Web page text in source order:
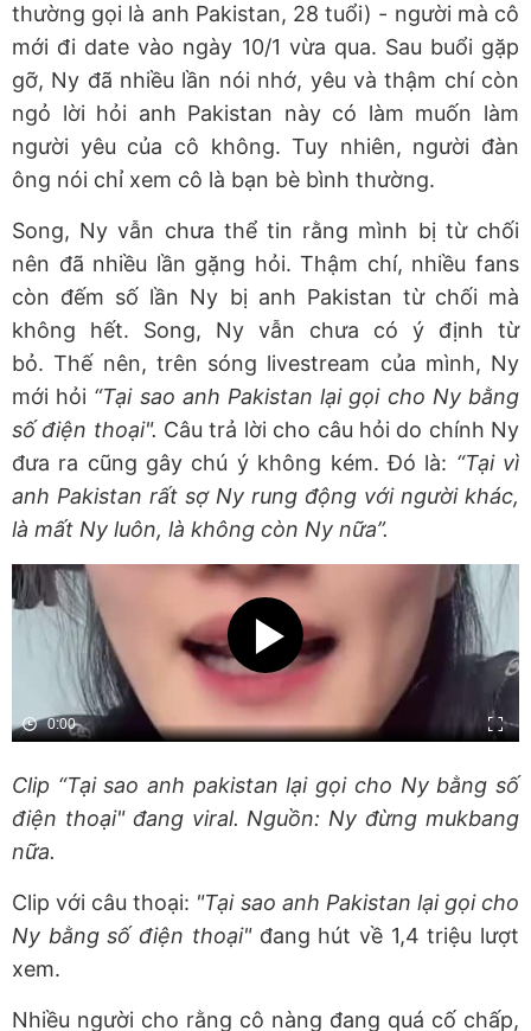
thường gọi là anh Pakistan, 28 tuổi) - người mà cô
mới đi date vào ngày 10/1 vừa qua. Sau buổi gặp
gỡ, Ny đã nhiều lần nói nhớ, yêu và thậm chí còn
ngỏ lời hỏi anh Pakistan này có làm muốn làm
người yêu của cô không. Tuy nhiên, người đàn
ông nói chỉ xem cô là bạn bè bình thường.
Song, Ny vẫn chưa thể tin rằng mình bị từ chối
nên đã nhiều lần gặng hỏi. Thậm chí, nhiều fans
còn đếm số lần Ny bị anh Pakistan từ chối mà
không hết. Song, Ny vẫn chưa có ý định từ
bỏ. Thế nên, trên sóng livestream của mình, Ny
mới hỏi “Tại sao anh Pakistan lại gọi cho Ny bằng
số điện thoại". Câu trả lời cho câu hỏi do chính Ny
đưa ra cũng gây chú ý không kém. Đó là: “Tại vì
anh Pakistan rất sợ Ny rung động với người khác,
là mất Ny luôn, là không còn Ny nữa”.
Clip “Tại sao anh pakistan lại gọi cho Ny bằng số
điện thoại" đang viral. Nguồn: Ny đừng mukbang
nữa.
Clip với câu thoại: "Tại sao anh Pakistan lại gọi cho
Ny bằng số điện thoại" đang hút về 1,4 triệu lượt
xem.
Nhiều người cho rằng cô nàng đang quá cố chấp,